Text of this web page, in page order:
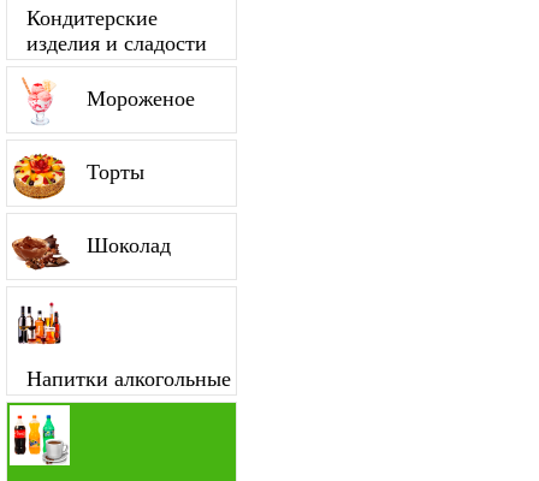
Кондитерские
изделия и сладости
Мороженое
Торты
Шоколад
Напитки алкогольные